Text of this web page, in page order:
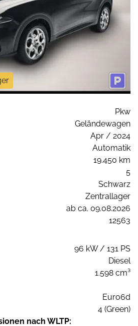
Pkw
Geländewagen
Apr / 2024
Automatik
19.450 km
5
Schwarz
Zentrallager
ab ca. 09.08.2026
12563
96 kW / 131 PS
Diesel
1.598 cm³
Euro6d
4 (Green)
nach WLTP: